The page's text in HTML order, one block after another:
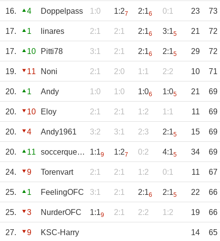
16. 4 Doppelpass 1:0 1:27 2:16 0:1 23 73
17. 1 linares 2:1 2:1 2:16 3:15 21 72
17. 10 Pitti78 3:1 2:1 2:16 2:15 29 72
19. 11 Noni 2:1 2:0 1:1 2:2 10 71
20. 1 Andy 1:0 1:0 1:06 1:05 21 69
20. 10 Eloy 2:1 2:1 1:2 1:1 11 69
20. 4 Andy1961 3:2 3:1 2:3 2:15 15 69
20. 11 soccerqueen 1:19 1:27 0:2 4:15 34 69
24. 9 Torenvart 2:1 2:1 1:2 0:1 11 67
25. 1 FeelingOFC 3:1 2:1 2:16 2:15 22 66
25. 3 NurderOFC 1:19 2:1 2:2 1:2 19 66
27. 9 KSC-Harry 14 65